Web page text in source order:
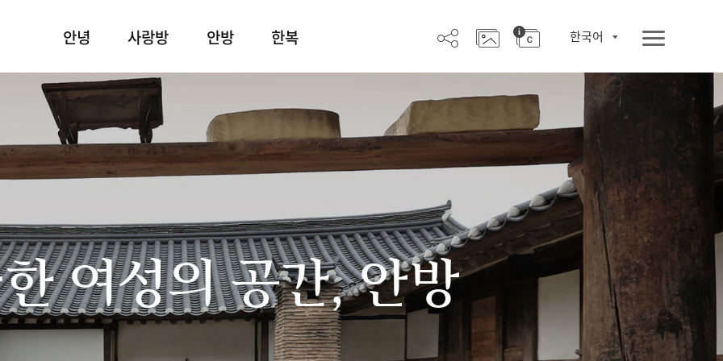
안녕 사랑방 안방 한복 한국어
여성의 공간, 안방